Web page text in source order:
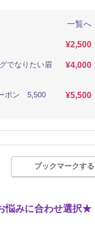
一覧へ
¥2,500
でなりたい眉
¥4,000
ーポン 5,500
¥5,500
ブックマークする
悩みに合わせ選択★